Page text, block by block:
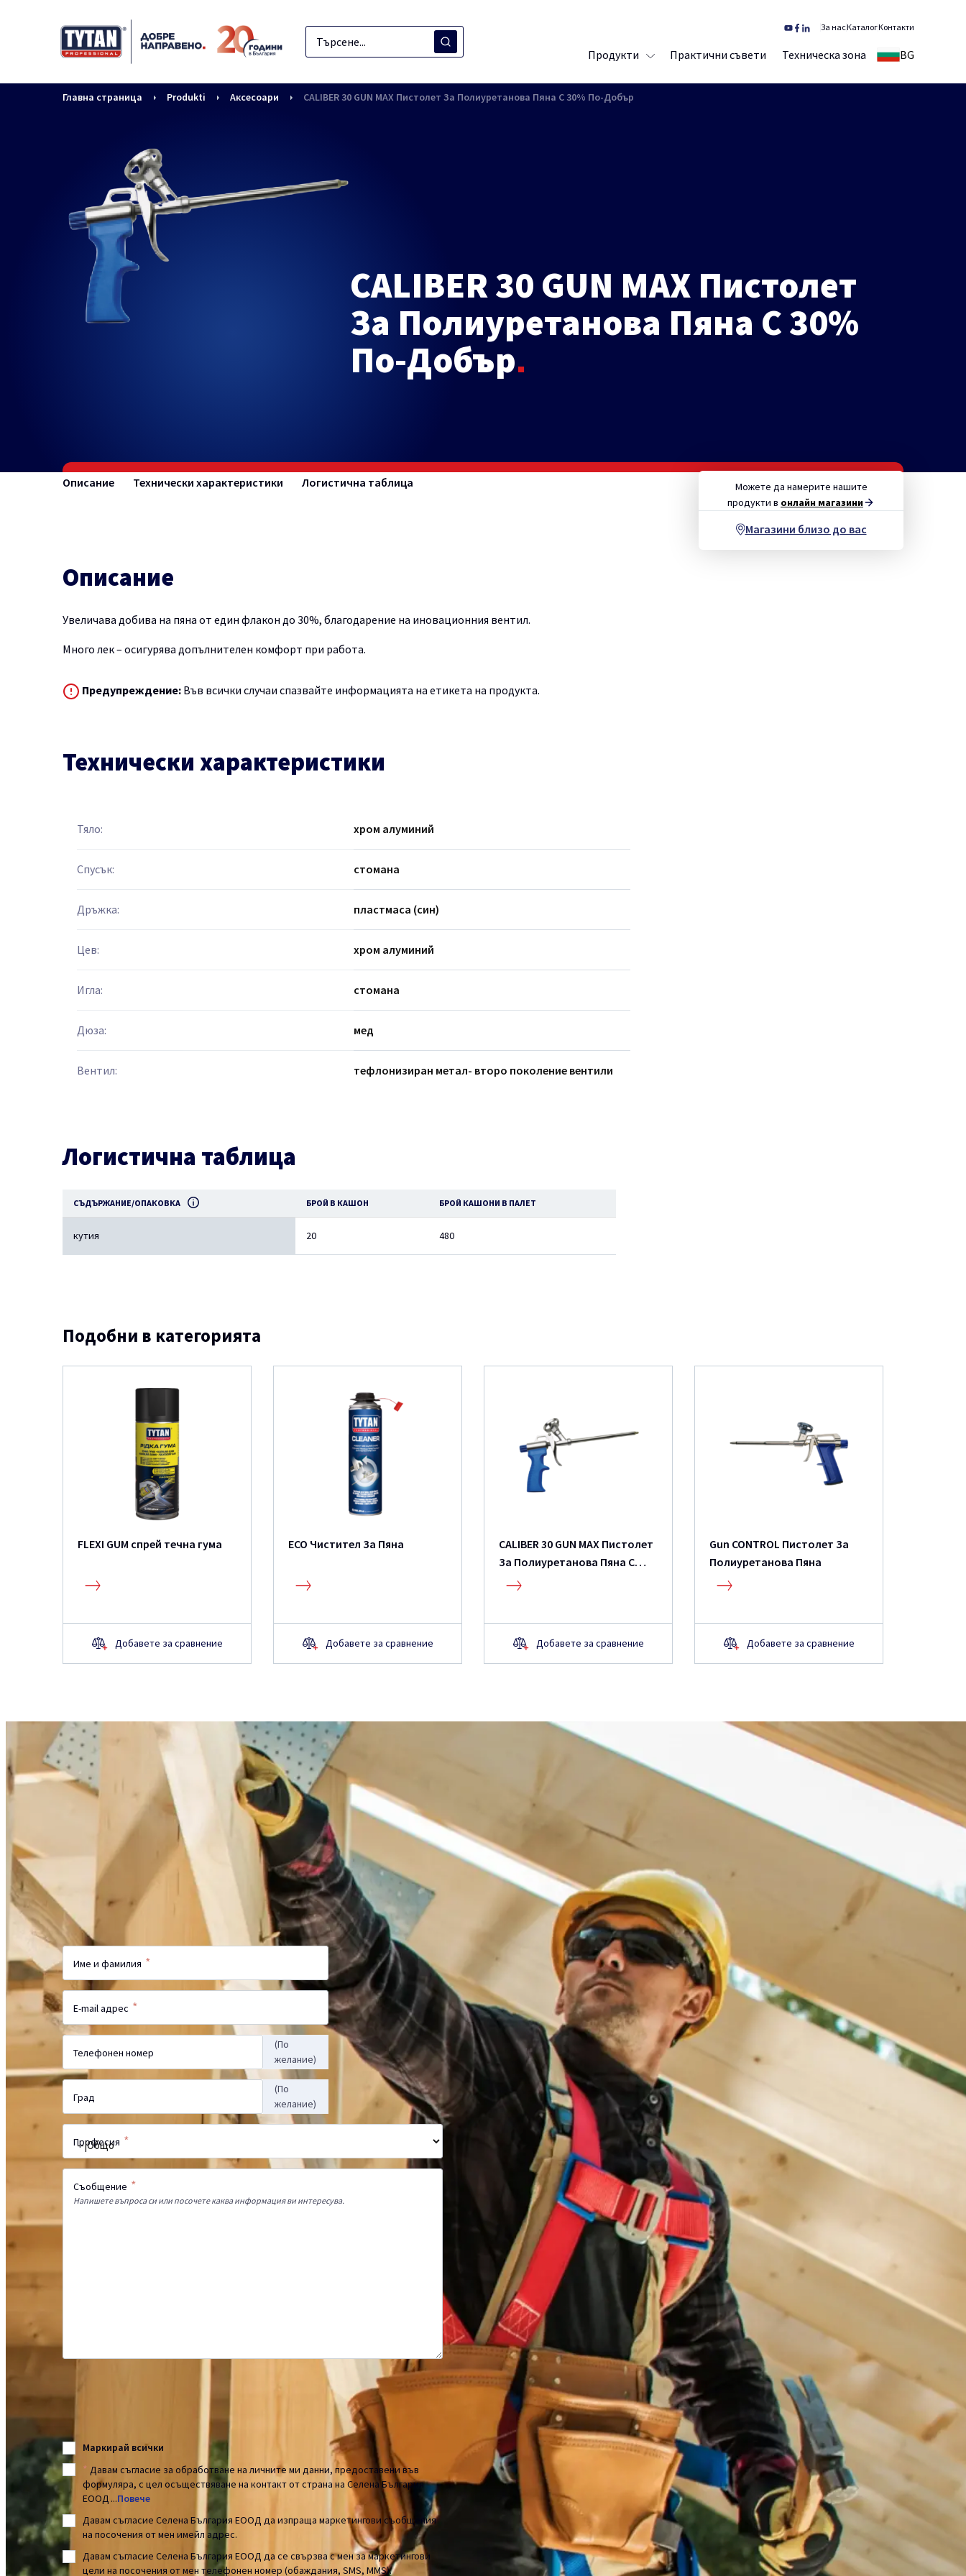
Продукти Практични съвети Техническа зона BG
За насКаталогКонтакти
Главна страница Produkti Аксесоари CALIBER 30 GUN MAX Пистолет За Полиуретанова Пяна C 30% По-Добър
CALIBER 30 GUN MAX Пистолет
За Полиуретанова Пяна C 30%
По-Добър
Можете да намерите нашите
продукти в онлайн магазини
Магазини близо до вас
Описание Технически характеристики Логистична таблица
Описание
Увеличава добива на пяна от един флакон до 30%, благодарение на иновационния вентил.
Много лек – осигурява допълнителен комфорт при работа.
Предупреждение: Във всички случаи спазвайте информацията на етикета на продукта.
Технически характеристики
Тяло: хром алуминий
Спусък: стомана
Дръжка: пластмаса (син)
Цев: хром алуминий
Игла: стомана
Дюза: мед
Вентил: тефлонизиран метал- второ поколение вентили
Логистична таблица
СЪДЪРЖАНИЕ/ОПАКОВКА БРОЙ В КАШОН БРОЙ КАШОНИ В ПАЛЕТ
кутия 20 480
Подобни в категорията
FLEXI GUM спрей течна гума
Добавете за сравнение
ECO Чистител За Пяна
Добавете за сравнение
CALIBER 30 GUN MAX Пистолет
За Полиуретанова Пяна C
30% По-Добър
Добавете за сравнение
Gun CONTROL Пистолет За
Полиуретанова Пяна
Добавете за сравнение
Искате ли да научите повече за
продукта?
Не открихте търсената информация на уебсайта,
искате ли да научите повече?
Изпратете Вашето запитване и наш представител ще
се свърже с Вас
Име и фамилия *
E-mail адрес *
Телефонен номер
(По
желание)
Град
(По
желание)
Професия *
Съобщение *
Напишете въпроса си или посочете каква информация ви интересува.
Администратор на данните е Селена България ЕООД със седалище в с. Гърмазово
2226, общ. Божурище, Софийска област, ул. „Гърмазовско шосе" 67, България (ДА:
BG175184597). Обработваме личните Ви данни с цел представяне на оферта и
Маркирай всички
* Давам съгласие за обработване на личните ми данни, предоставени във
формуляра, с цел осъществяване на контакт от страна на Селена България
ЕООД ...Повече
Давам съгласие Селена България ЕООД да изпраща маркетингови съобщения
на посочения от мен имейл адрес.
Давам съгласие Селена България ЕООД да се свързва с мен за маркетингови
цели на посочения от мен телефонен номер (обаждания, SMS, MMS).